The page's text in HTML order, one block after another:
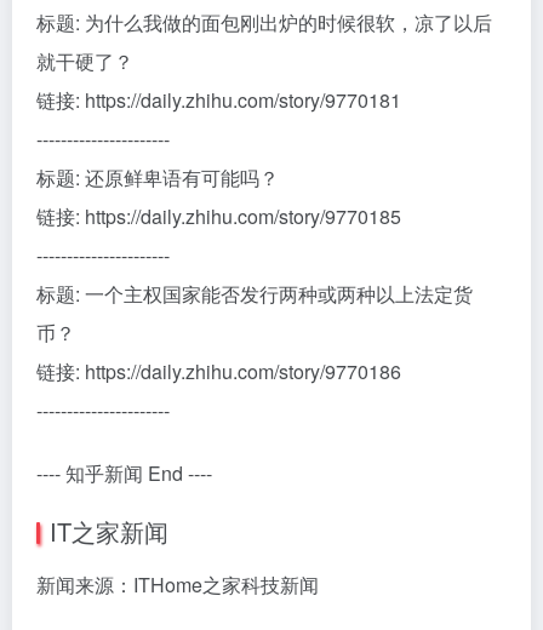
标题: 为什么我做的面包刚出炉的时候很软，凉了以后
就干硬了？
链接: https://daily.zhihu.com/story/9770181
----------------------
标题: 还原鲜卑语有可能吗？
链接: https://daily.zhihu.com/story/9770185
----------------------
标题: 一个主权国家能否发行两种或两种以上法定货
币？
链接: https://daily.zhihu.com/story/9770186
----------------------
---- 知乎新闻 End ----
IT之家新闻
新闻来源：ITHome之家科技新闻